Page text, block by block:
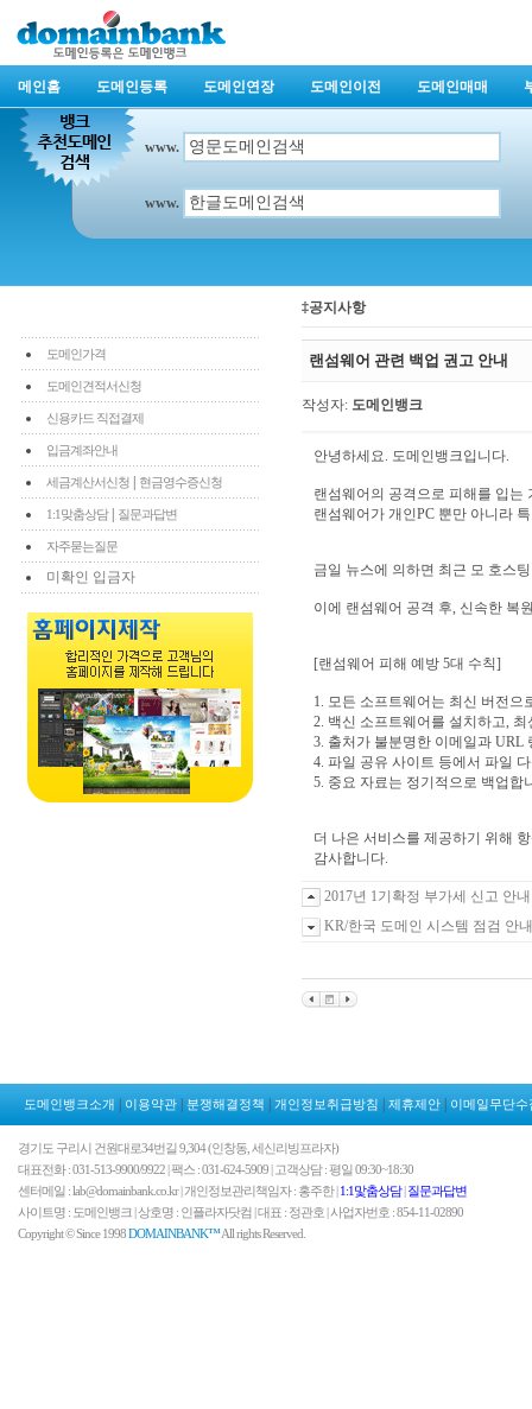
메인홈 도메인등록 도메인연장 도메인이전 도메인매매
www.
www.
도메인가격
도메인견적서신청
신용카드 직접결제
입금계좌안내
세금계산서신청 현금영수증신청
1:1맞춤상담| 질문과답변
자주묻는질문
미확인 입금자
‡공지사항
랜섬웨어 관련 백업 권고 안내
작성자: 도메인뱅크
안녕하세요. 도메인뱅크입니다.
랜섬웨어의 공격으로 피해를 입는
랜섬웨어가 개인PC 뿐만 아니라
금일 뉴스에 의하면 최근 모 호스
이에 랜섬웨어 공격 후, 신속한 복
[랜섬웨어 피해 예방 5대 수칙]
1. 모든 소프트웨어는 최신 버전으
2. 백신 소프트웨어를 설치하고,
3. 출처가 불분명한 이메일과 URL
4. 파일 공유 사이트 등에서 파일
5. 중요 자료는 정기적으로 백업합
더 나은 서비스를 제공하기 위해
감사합니다.
2017년 1기확정 부가세 신고 안내
KR/한국 도메인 시스템 점검 안내
도메인뱅크소개 이용약관 분쟁해결정책 개인정보취급방침 제휴제안 이메일무단수
경기도 구리시 건원대로34번길 9,304 (인창동, 세신리빙프라자)
대표전화 : 031-513-9900/9922 | 팩스 : 031-624-5909 | 고객상담 : 평일 09:30~18:30
센터메일 : lab@domainbank.co.kr | 개인정보관리책임자 : 홍주한 |1:1맟춤상담|질문과답변
사이트명 : 도메인뱅크 | 상호명 : 인플라자닷컴 | 대표 : 정관호 | 사업자번호 : 854-11-02890
Copyright © Since 1998DOMAINBANK™All rights Reserved.